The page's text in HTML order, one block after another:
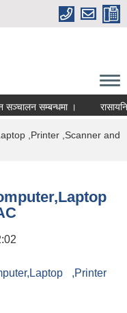
साधन सञ्चालन सम्बन्धमा ।
,Printer ,Scanner and
,Printer